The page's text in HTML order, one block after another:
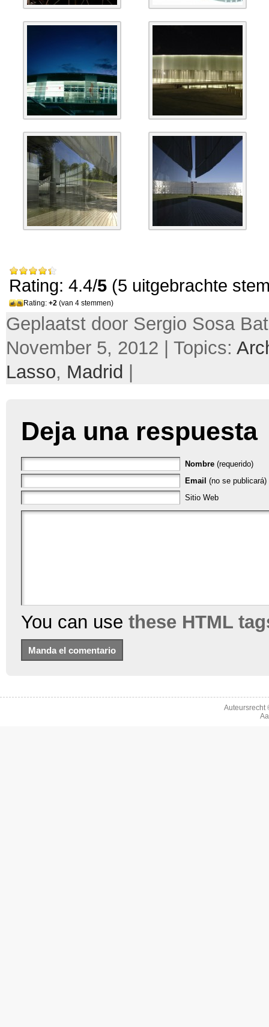
Rating: 4.4/5 (5 uitgebrachte
Rating: +2 (van 4 stemmen)
Geplaatst door Sergio Sosa
November 5, 2012 | Topics:
Lasso, Madrid
Deja una respuesta
Nombre (requerido)
Email (no se publicará)
Sitio Web
You can use these HTML
Auteursrecht